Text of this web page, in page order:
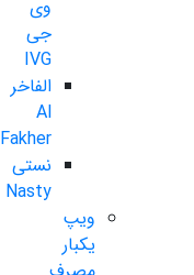
وی
جی
IVG
الفاخر
Al
Fakher
نستی
Nasty
ویپ
یکبار